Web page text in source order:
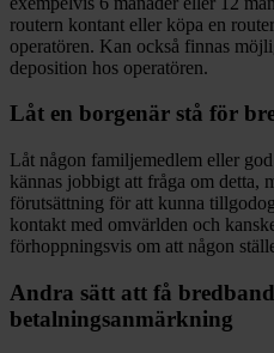
routern kontant eller köpa en
operatören. Kan också finnas
deposition hos operatören.
Låt en borgenär stå för
Låt någon familjemedlem eller
kännas jobbigt att fråga om detta,
förutsättning för att kunna
kontakt med omvärlden och
förhoppningsvis om att någon
Andra sätt att få
betalningsanmärkning